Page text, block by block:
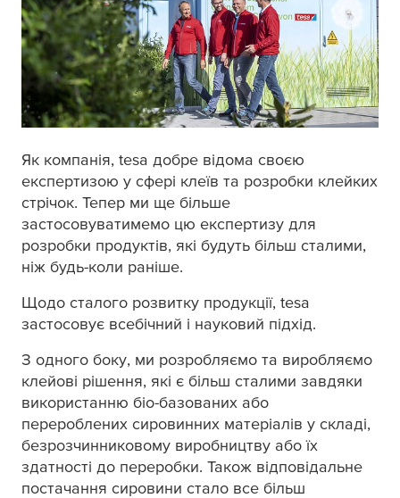
Як компанія, tesa добре відома своєю
експертизою у сфері клеїв та розробки клейких
стрічок. Тепер ми ще більше
застосовуватимемо цю експертизу для
розробки продуктів, які будуть більш сталими,
ніж будь-коли раніше.
Щодо сталого розвитку продукції, tesa
застосовує всебічний і науковий підхід.
З одного боку, ми розробляємо та виробляємо
клейові рішення, які є більш сталими завдяки
використанню біо-базованих або
перероблених сировинних матеріалів у складі,
безрозчинниковому виробництву або їх
здатності до переробки. Також відповідальне
постачання сировини стало все більш